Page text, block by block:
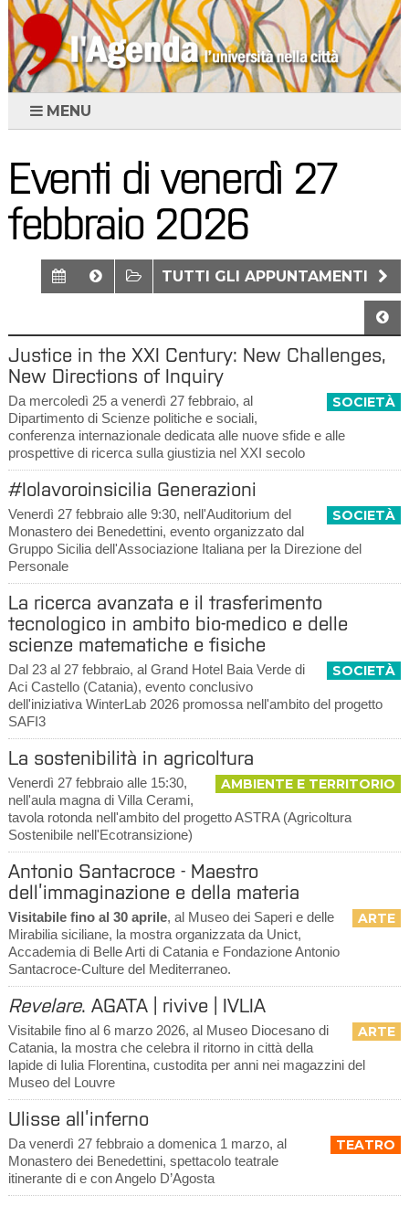
MENU
Eventi di venerdì 27
febbraio 2026
TUTTI GLI APPUNTAMENTI
Justice in the XXI Century: New Challenges,
New Directions of Inquiry
SOCIETÀ
Da mercoledì 25 a venerdì 27 febbraio, al
Dipartimento di Scienze politiche e sociali,
conferenza internazionale dedicata alle nuove sfide e alle
prospettive di ricerca sulla giustizia nel XXI secolo
#Iolavoroinsicilia Generazioni
SOCIETÀ
Venerdì 27 febbraio alle 9:30, nell'Auditorium del
Monastero dei Benedettini, evento organizzato dal
Gruppo Sicilia dell'Associazione Italiana per la Direzione del
Personale
La ricerca avanzata e il trasferimento
tecnologico in ambito bio-medico e delle
scienze matematiche e fisiche
SOCIETÀ
Dal 23 al 27 febbraio, al Grand Hotel Baia Verde di
Aci Castello (Catania), evento conclusivo
dell'iniziativa WinterLab 2026 promossa nell'ambito del progetto
SAFI3
La sostenibilità in agricoltura
AMBIENTE E TERRITORIO
Venerdì 27 febbraio alle 15:30,
nell'aula magna di Villa Cerami,
tavola rotonda nell'ambito del progetto ASTRA (Agricoltura
Sostenibile nell'Ecotransizione)
Antonio Santacroce - Maestro
dell’immaginazione e della materia
ARTE
Visitabile fino al 30 aprile, al Museo dei Saperi e delle
Mirabilia siciliane, la mostra organizzata da Unict,
Accademia di Belle Arti di Catania e Fondazione Antonio
Santacroce-Culture del Mediterraneo.
Revelare. AGATA | rivive | IVLIA
ARTE
Visitabile fino al 6 marzo 2026, al Museo Diocesano di
Catania, la mostra che celebra il ritorno in città della
lapide di Iulia Florentina, custodita per anni nei magazzini del
Museo del Louvre
Ulisse all’inferno
TEATRO
Da venerdì 27 febbraio a domenica 1 marzo, al
Monastero dei Benedettini, spettacolo teatrale
itinerante di e con Angelo D’Agosta